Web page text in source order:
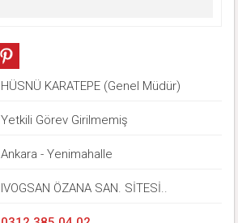
HÜSNÜ KARATEPE (Genel Müdür)
Yetkili Görev Girilmemiş
Ankara - Yenimahalle
IVOGSAN ÖZANA SAN. SİTESİ..